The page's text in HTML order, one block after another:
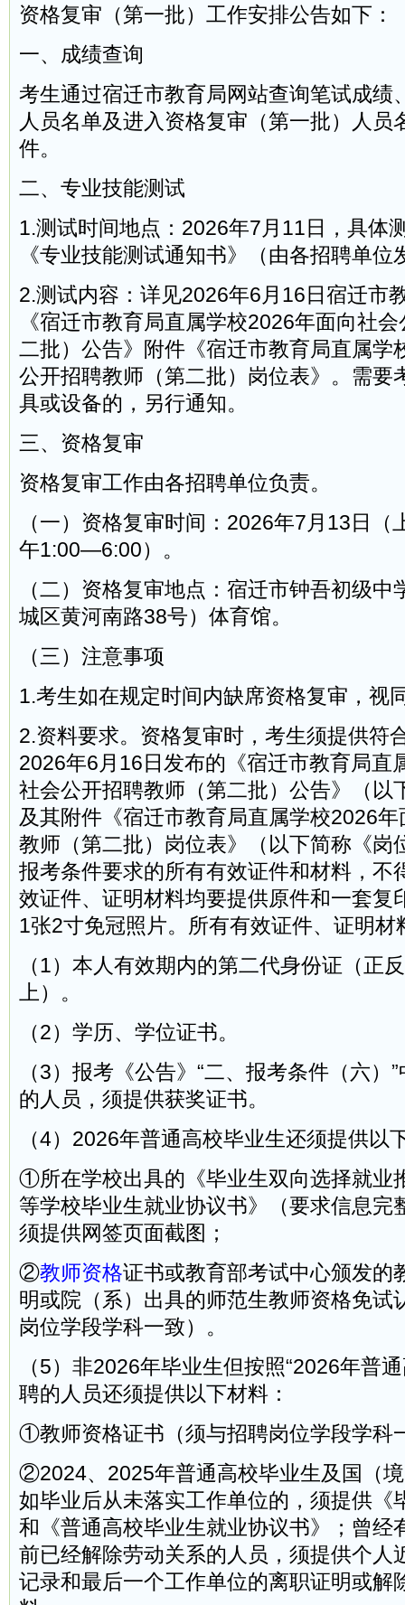
资格复审（第一批）工作安排公告如下：
一、成绩查询
考生通过宿迁市教育局网站查询笔试成绩
人员名单及进入资格复审（第一批）人员
件。
二、专业技能测试
1.测试时间地点：2026年7月11日，具体
《专业技能测试通知书》（由各招聘单位
2.测试内容：详见2026年6月16日宿迁市
《宿迁市教育局直属学校2026年面向社
二批）公告》附件《宿迁市教育局直属学
公开招聘教师（第二批）岗位表》。需要
具或设备的，另行通知。
三、资格复审
资格复审工作由各招聘单位负责。
（一）资格复审时间：2026年7月13日（
午1:00—6:00）。
（二）资格复审地点：宿迁市钟吾初级
城区黄河南路38号）体育馆。
（三）注意事项
1.考生如在规定时间内缺席资格复审，视
2.资料要求。资格复审时，考生须提供符
2026年6月16日发布的《宿迁市教育局直
社会公开招聘教师（第二批）公告》（以
及其附件《宿迁市教育局直属学校2026
教师（第二批）岗位表》（以下简称《岗
报考条件要求的所有有效证件和材料，不
效证件、证明材料均要提供原件和一套复
1张2寸免冠照片。所有有效证件、证明材
（1）本人有效期内的第二代身份证（正
上）。
（2）学历、学位证书。
（3）报考《公告》“二、报考条件（六）
的人员，须提供获奖证书。
（4）2026年普通高校毕业生还须提供以
①所在学校出具的《毕业生双向选择就业
等学校毕业生就业协议书》（要求信息完
须提供网签页面截图；
②教师资格证书或教育部考试中心颁发的
明或院（系）出具的师范生教师资格免试
岗位学段学科一致）。
（5）非2026年毕业生但按照“2026年普
聘的人员还须提供以下材料：
①教师资格证书（须与招聘岗位学段学科
②2024、2025年普通高校毕业生及国（
如毕业后从未落实工作单位的，须提供《
和《普通高校毕业生就业协议书》；曾经
前已经解除劳动关系的人员，须提供个人
记录和最后一个工作单位的离职证明或解